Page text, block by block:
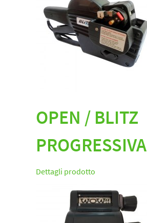
OPEN / BLITZ
PROGRESSIVA
Dettagli prodotto